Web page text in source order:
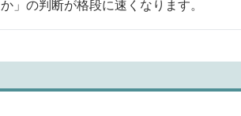
」の判断が格段に速くなります。